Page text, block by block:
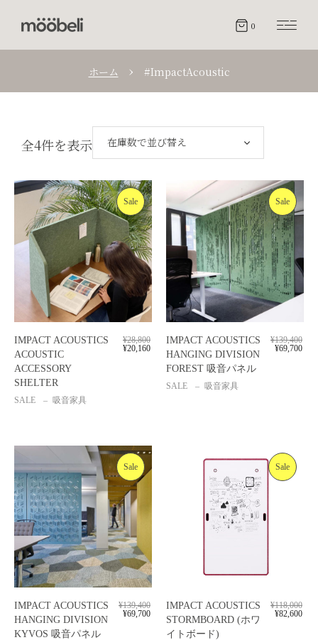
0
ホーム #ImpactAcoustic
全4件を表示 在庫数で並び替え
Sale
IMPACT ACOUSTICS
ACOUSTIC
ACCESSORY
SHELTER
SALE 吸音家具
¥28,800
¥20,160
Sale
IMPACT ACOUSTICS
HANGING DIVISION
FOREST 吸音パネル
SALE 吸音家具
¥139,400
¥69,700
Sale
IMPACT ACOUSTICS
HANGING DIVISION
KYVOS 吸音パネル
¥139,400
¥69,700
Sale
IMPACT ACOUSTICS
STORMBOARD (ホワ
イトボード)
¥118,000
¥82,600